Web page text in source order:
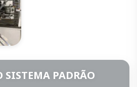
SISTEMA PADRÃO